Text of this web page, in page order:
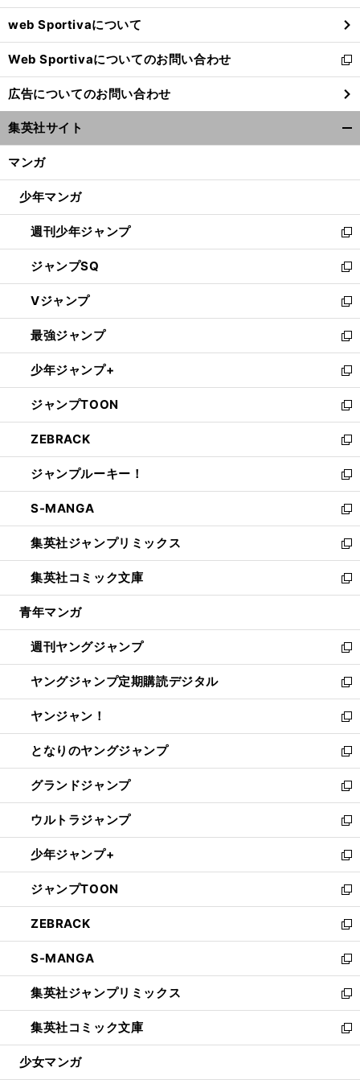
ウ
で
開
く
web Sportivaについて
Web Sportivaについてのお問い合わせ
新
し
い
ウ
ィ
ン
ウ
開
く
広告についてのお問い合わせ
集英社サイト
マンガ
少年マンガ
週刊少年ジャンプ
新
し
い
ウ
ィ
ン
ド
ウ
で
開
く
ジャンプSQ
新
し
い
ウ
ィ
ン
ド
ウ
で
開
く
Vジャンプ
新
し
い
ウ
ィ
ン
ド
ウ
で
開
く
最強ジャンプ
新
し
い
ウ
ィ
ン
ド
ウ
で
開
く
少年ジャンプ+
新
し
い
ウ
ィ
ン
ド
ウ
で
開
く
ジャンプTOON
新
し
い
ウ
ィ
ン
ド
ウ
で
開
く
ZEBRACK
新
し
い
ウ
ィ
ン
ド
ウ
で
開
ジャンプルーキー！
新
し
い
ウ
ィ
ン
ド
ウ
開
く
S-MANGA
新
し
い
ウ
ィ
ン
ウ
で
開
く
集英社ジャンプリミックス
新
し
い
ウ
ン
ド
ウ
で
開
く
集英社コミック文庫
新
し
ウ
ィ
ン
ド
ウ
で
開
く
青年マンガ
週刊ヤングジャンプ
新
し
い
ウ
ィ
ン
ド
ウ
で
開
く
ヤングジャンプ定期購読デジタル
新
し
い
ウ
ィ
ン
ド
ウ
で
開
く
ヤンジャン！
新
し
い
ウ
ィ
ン
ド
ウ
で
開
く
となりのヤングジャンプ
新
し
い
ウ
ィ
ン
ド
ウ
で
開
く
グランドジャンプ
新
し
い
ウ
ィ
ン
ド
ウ
で
開
く
ウルトラジャンプ
新
し
い
ウ
ィ
ン
ド
ウ
で
開
く
少年ジャンプ+
新
し
い
ウ
ィ
ン
ド
ウ
で
開
く
ジャンプTOON
新
し
い
ウ
ィ
ン
ド
ウ
で
開
ZEBRACK
新
し
い
ウ
ィ
ン
ド
ウ
S-MANGA
新
し
い
ウ
ィ
ン
集英社ジャンプリミックス
新
し
い
ウ
集英社コミック文庫
新
し
少女マンガ